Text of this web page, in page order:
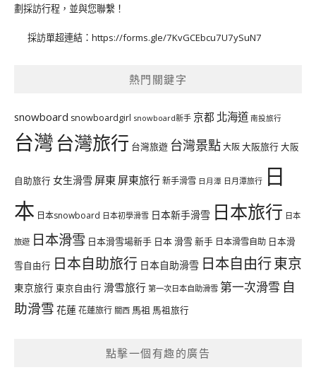
劃採訪行程，並與您聯繫！
採訪單超連結： https://forms.gle/7KvGCEbcu7U7ySuN7
熱門關鍵字
snowboard snowboardgirl snowboard新手 京都 北海道 南投旅行
台灣台灣旅行 台灣旅遊 台灣景點大阪大阪旅行大阪
自助旅行 女生滑雪 屏東 屏東旅行新手滑雪 日月潭 日月潭旅行 日
本 日本snowboard 日本初學滑雪 日本新手滑雪 日本旅行 日本
旅遊 日本滑雪 日本滑雪場新手 日本 滑雪 新手 日本滑雪自助 日本滑
雪自由行 日本自助旅行 日本自助滑雪 日本自由行東京
東京旅行 東京自由行 滑雪旅行 第一次日本自助滑雪 第一次滑雪 自
助滑雪 花蓮花蓮旅行 關西 馬祖 馬祖旅行
點擊一個有趣的廣告